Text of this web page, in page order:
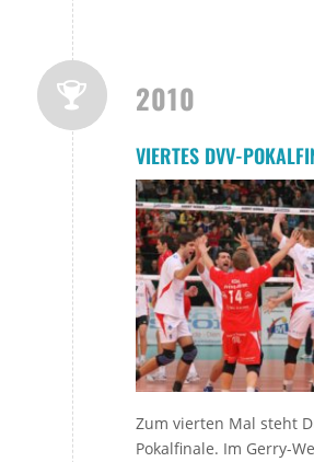
2010
VIERTES DVV-
Zum vierten Mal steht
Pokalfinale. Im Gerry-